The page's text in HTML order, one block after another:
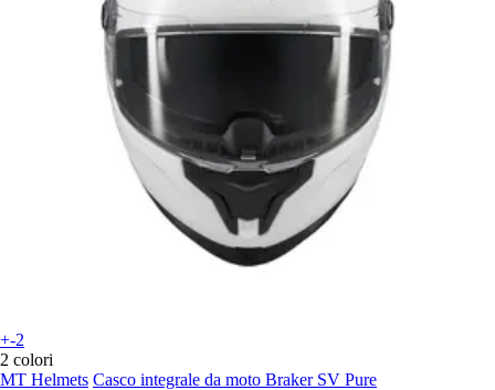
+-2
2 colori
MT Helmets Casco integrale da moto Braker SV Pure